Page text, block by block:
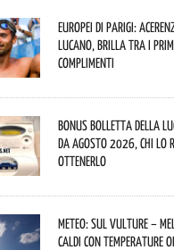
Europei di Parigi:
lucano, brilla tra i
Complimenti
Bonus bolletta della
da agosto 2026, chi lo
ottenerlo
Meteo: sul Vulture –
caldi con temperature